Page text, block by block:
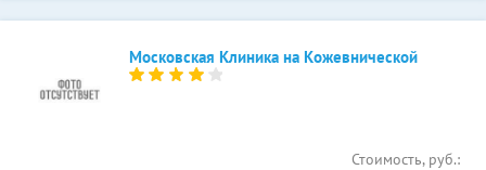
Московская Клиника на Кожевнической
Стоимость, руб.: